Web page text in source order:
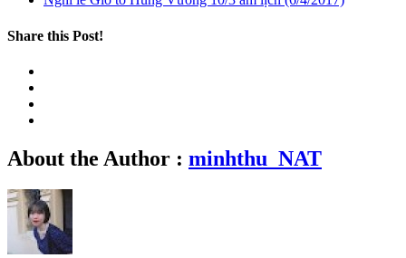
Share this Post!
About the Author : minhthu_NAT